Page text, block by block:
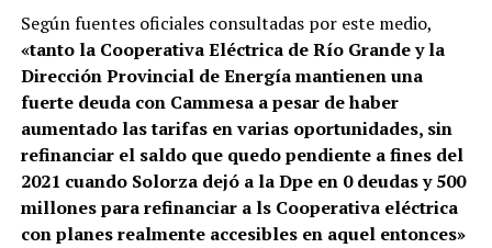
Según fuentes oficiales consultadas por este medio,
«tanto la Cooperativa Eléctrica de Río Grande y la
Dirección Provincial de Energía mantienen una
fuerte deuda con Cammesa a pesar de haber
aumentado las tarifas en varias oportunidades, sin
refinanciar el saldo que quedo pendiente a fines del
2021 cuando Solorza dejó a la Dpe en 0 deudas y 500
millones para refinanciar a ls Cooperativa eléctrica
con planes realmente accesibles en aquel entonces»